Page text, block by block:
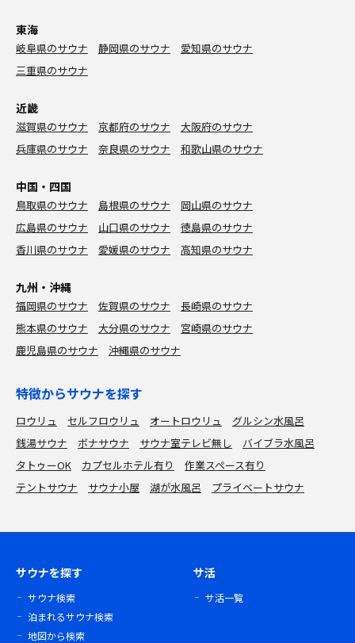
東海
岐阜県のサウナ 静岡県のサウナ
愛知県のサウナ
三重県のサウナ
近畿
滋賀県のサウナ 京都府のサウナ
大阪府のサウナ
兵庫県のサウナ
奈良県のサウナ 和歌山県のサウナ
中国・四国
鳥取県のサウナ 島根県のサウナ
岡山県のサウナ
広島県のサウナ
山口県のサウナ
徳島県のサウナ
香川県のサウナ
愛媛県のサウナ 高知県のサウナ
九州・沖縄
福岡県のサウナ 佐賀県のサウナ
長崎県のサウナ
熊本県のサウナ
大分県のサウナ
宮崎県のサウナ
鹿児島県のサウナ
沖縄県のサウナ
特徴からサウナを探す
ロウリュ セルフロウリュ オートロウリュ
グルシン水風呂
銭湯サウナ
ボナサウナ サウナ室テレビ無し
バイブラ水風呂
タトゥーOK
カプセルホテル有り
作業スペース有り
テントサウナ
サウナ小屋 湖が水風呂 プライベートサウナ
サウナを探す
サウナ検索
泊まれるサウナ検索
地図から検索
サ活
サ活一覧